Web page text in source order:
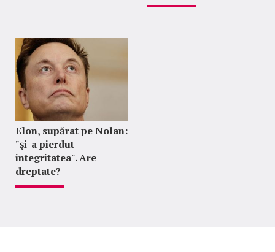
Elon, supărat pe Nolan:
"şi-a pierdut
integritatea". Are
dreptate?